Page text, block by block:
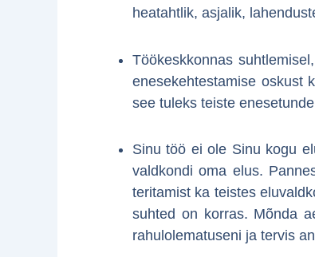
heatahtlik, asjalik,
Töökeskkonnas
enesekehtestamise oskust
see tuleks teiste
Sinu töö ei ole Sinu kogu
valdkondi oma elus.
teritamist ka teistes
suhted on korras. Mõnda
rahulolematuseni ja tervis